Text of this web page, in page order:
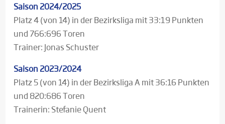
Saison 2024/2025
Platz 4 (von 14) in der Bezirksliga mit 33:19 Punkten
und 766:696 Toren
Trainer: Jonas Schuster
Saison 2023/2024
Platz 5 (von 14) in der Bezirksliga A mit 36:16 Punkten
und 820:686 Toren
Trainerin: Stefanie Quent